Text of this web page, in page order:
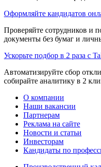
Оформляйте кандидатов
Проверяйте сотрудников и
документы без бумаг и
Ускорьте подбор в 2 раза с
Автоматизируйте сбор
собирайте аналитику в 2
О компании
Наши вакансии
Партнерам
Реклама на сайте
Новости и статьи
Инвесторам
Кандидаты по